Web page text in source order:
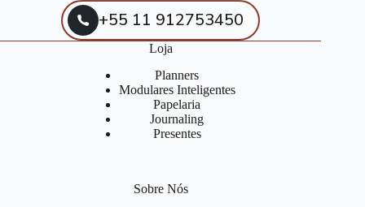
+55 11 912753450
Loja
Planners
Modulares Inteligentes
Papelaria
Journaling
Presentes
Sobre Nós